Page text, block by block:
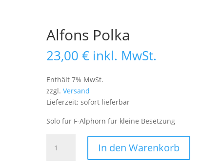
Alfons Polka
23,00€ inkl. MwSt.
Enthält 7% MwSt.
zzgl.Versand
Lieferzeit: sofort lieferbar
Solo für F-Alphorn für kleine Besetzung
Polka
In den Warenkorb